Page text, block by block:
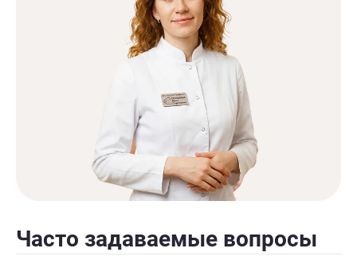
Часто задаваемые вопросы